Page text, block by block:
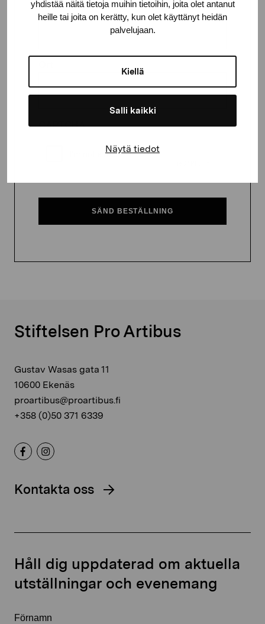
yhdistää näitä tietoja muihin tietoihin, joita olet antanut
heille tai joita on kerätty, kun olet käyttänyt heidän
palvelujaan.
Kiellä
Salli kaikki
Näytä tiedot
Postnummer
CAPTCHA
Stiftelsen Pro Artibus
Gustav Wasas gata 11
10600 Ekenäs
proartibus@proartibus.fi
+358 (0)50 371 6339
Kontakta oss
Håll dig uppdaterad om aktuella
utställningar och evenemang
Förnamn